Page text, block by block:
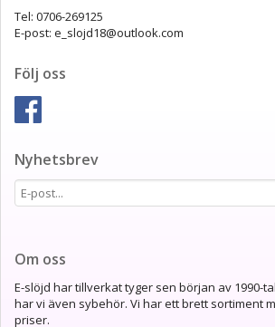
Tel: 0706-269125
E-post: e_slojd18@outlook.com
Följ oss
Nyhetsbrev
Om oss
E-slöjd har tillverkat tyger sen början av 1990-
har vi även sybehör. Vi har ett brett sortiment
priser.